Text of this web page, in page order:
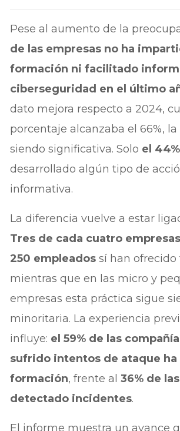
Pese al aumento de la
de las empresas no ha
formación ni facilitado
ciberseguridad en el último
dato mejora respecto a 2024,
porcentaje alcanzaba el 66%,
siendo significativa. Solo el 44%
desarrollado algún tipo de
informativa.
La diferencia vuelve a estar
Tres de cada cuatro
250 empleados sí han ofrecido
mientras que en las micro y
empresas esta práctica sigue
minoritaria. La experiencia
influye: el 59% de las
sufrido intentos de ataque
formación, frente al36% de
detectado incidentes.
El informe muestra un avance